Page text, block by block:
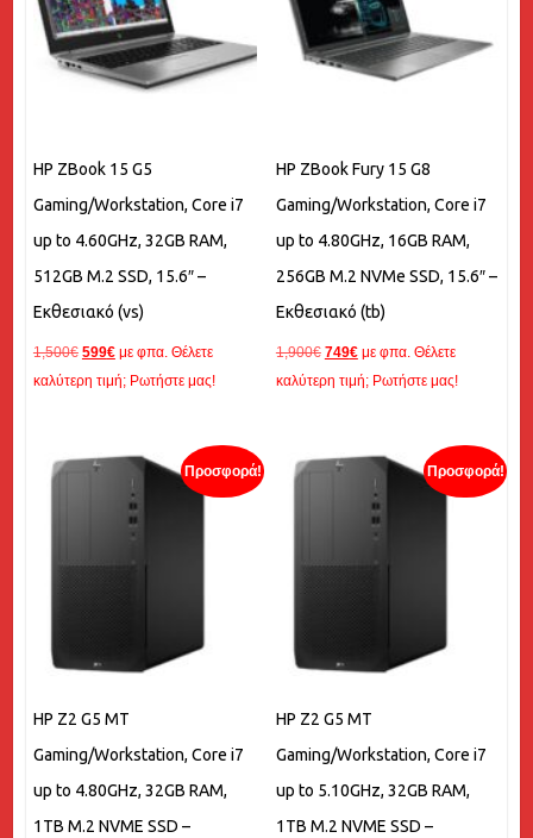
HP ZBook 15 G5
Gaming/Workstation, Core i7
up to 4.60GHz, 32GB RAM,
512GB M.2 SSD, 15.6″ –
Εκθεσιακό (vs)
1,500€ Original
price
599€Η
τρέχουσα
599€.
με φπα. Θέλετε
καλύτερη τιμή; Ρωτήστε μας!
HP ZBook Fury 15 G8
Gaming/Workstation, Core i7
up to 4.80GHz, 16GB RAM,
256GB M.2 NVMe SSD, 15.6″ –
Εκθεσιακό (tb)
1,900€ Original
price
749€Η
τρέχουσα
749€.
με φπα. Θέλετε
καλύτερη τιμή; Ρωτήστε μας!
Προσφορά!
HP Z2 G5 MT
Gaming/Workstation, Core i7
up to 4.80GHz, 32GB RAM,
1TB M.2 NVME SSD –
Προσφορά!
HP Z2 G5 MT
Gaming/Workstation, Core i7
up to 5.10GHz, 32GB RAM,
1TB M.2 NVME SSD –